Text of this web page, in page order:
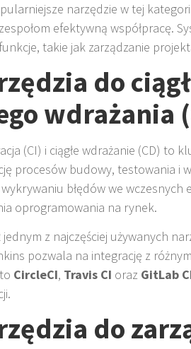
narzędzie w tej
efektywną współpracę.
takie jak zarządzanie
do
wdrażania
(CI) i ciągłe wdrażanie (CD)
procesów budowy, testowania i
błędów we wczesnych
oprogramowania na rynek.
jednym z najczęściej używanych
pozwala na integrację z
CircleCI, Travis CI oraz GitLab
do